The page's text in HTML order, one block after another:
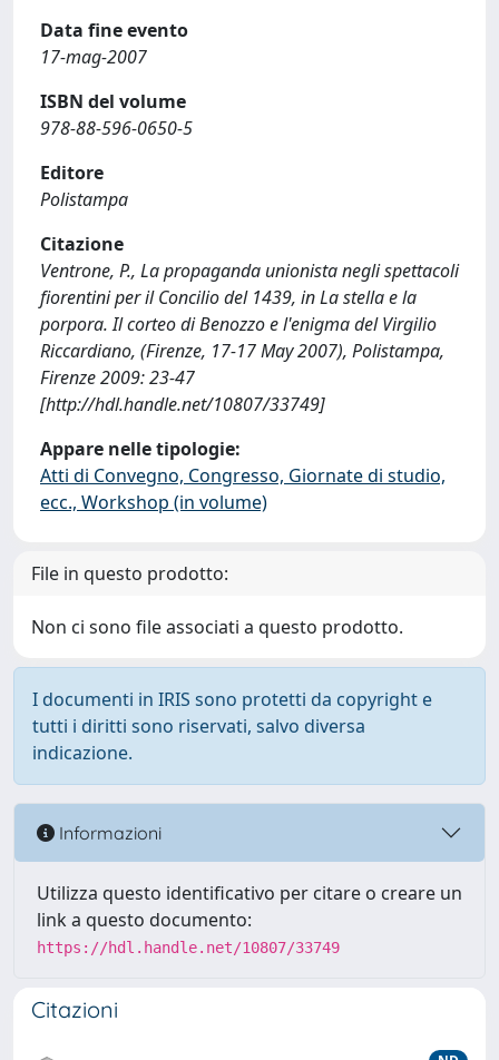
Data fine evento
17-mag-2007
ISBN del volume
978-88-596-0650-5
Editore
Polistampa
Citazione
Ventrone, P., La propaganda unionista negli spettacoli
fiorentini per il Concilio del 1439, in La stella e la
porpora. Il corteo di Benozzo e l'enigma del Virgilio
Riccardiano, (Firenze, 17-17 May 2007), Polistampa,
Firenze 2009: 23-47
[http://hdl.handle.net/10807/33749]
Appare nelle tipologie:
Atti di Convegno, Congresso, Giornate di studio,
ecc., Workshop (in volume)
File in questo prodotto:
Non ci sono file associati a questo prodotto.
I documenti in IRIS sono protetti da copyright e
tutti i diritti sono riservati, salvo diversa
indicazione.
Informazioni
Utilizza questo identificativo per citare o creare un
link a questo documento:
https://hdl.handle.net/10807/33749
Citazioni